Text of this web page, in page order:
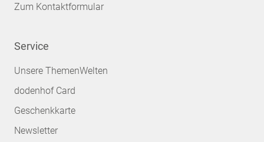
Zum Kontaktformular
Service
Unsere ThemenWelten
dodenhof Card
Geschenkkarte
Newsletter